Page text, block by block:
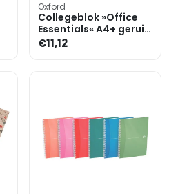
Oxford
Collegeblok »Office
Essentials« A4+ geruit,
houtvrij papier
€11,12